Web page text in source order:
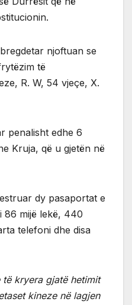
njoftuan se
të
R. W, 54 vjeçe, X.
penalisht edhe 6
Kruja, që u gjetën në
dy pasaportat e
86 mijë lekë, 440
telefoni dhe disa
të kryera gjatë hetimit
kineze në lagjen